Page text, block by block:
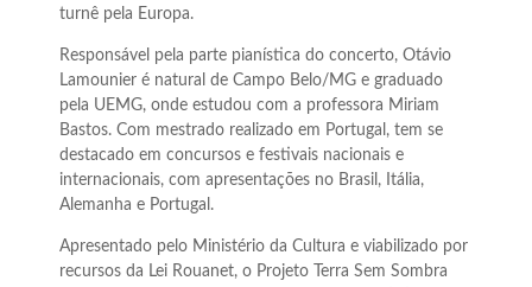
turnê pela Europa.
Responsável pela parte pianística do concerto, Otávio
Lamounier é natural de Campo Belo/MG e graduado
pela UEMG, onde estudou com a professora Miriam
Bastos. Com mestrado realizado em Portugal, tem se
destacado em concursos e festivais nacionais e
internacionais, com apresentações no Brasil, Itália,
Alemanha e Portugal.
Apresentado pelo Ministério da Cultura e viabilizado por
recursos da Lei Rouanet, o Projeto Terra Sem Sombra